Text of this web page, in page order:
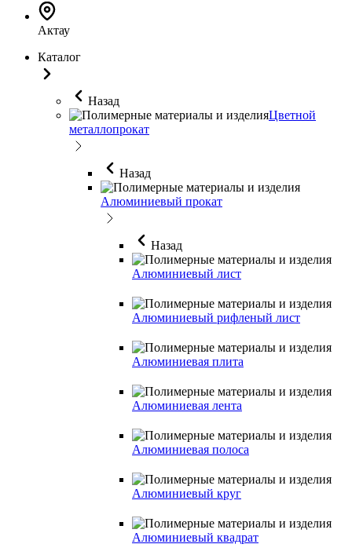
Актау
Каталог
Назад
Цветной
металлопрокат
Назад
Алюминиевый прокат
Назад
Алюминиевый лист
Алюминиевый рифленый лист
Алюминиевая плита
Алюминиевая лента
Алюминиевая полоса
Алюминиевый круг
Алюминиевый квадрат